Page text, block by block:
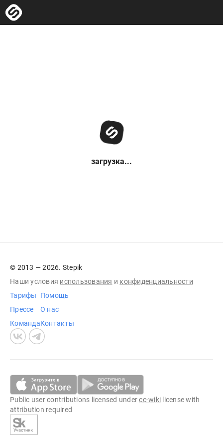
загрузка...
© 2013 — 2026. Stepik
Наши условия использования и конфиденциальности
Тарифы
Прессе
Команда
Помощь
О нас
Контакты
Public user contributions licensed undercc-wiki license with
attribution required